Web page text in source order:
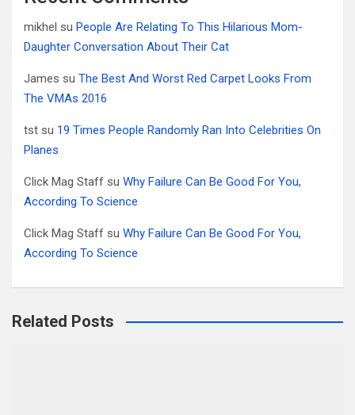
mikhel su People Are Relating To This Hilarious Mom-
Daughter Conversation About Their Cat
James su The Best And Worst Red Carpet Looks From
The VMAs 2016
tst su 19 Times People Randomly Ran Into Celebrities On
Planes
Click Mag Staff su Why Failure Can Be Good For You,
According To Science
Click Mag Staff su Why Failure Can Be Good For You,
According To Science
Related Posts